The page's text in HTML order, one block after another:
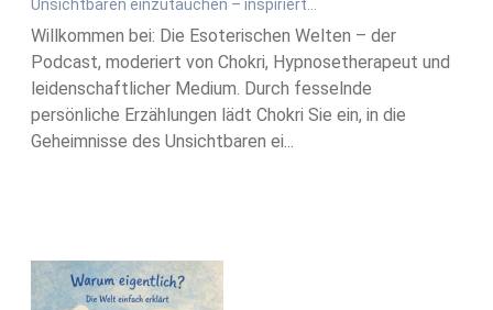
Unsichtbaren einzutauchen – inspiriert...
Willkommen bei: Die Esoterischen Welten – der
Podcast, moderiert von Chokri, Hypnosetherapeut und
leidenschaftlicher Medium. Durch fesselnde
persönliche Erzählungen lädt Chokri Sie ein, in die
Geheimnisse des Unsichtbaren ei...